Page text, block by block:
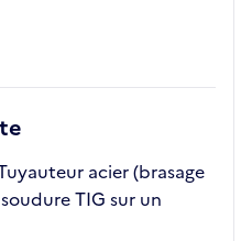
acier (brasage
TIG sur un